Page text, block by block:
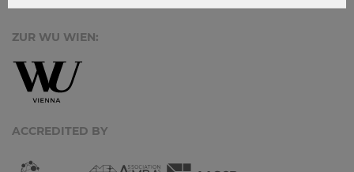
ZUR WU WIEN:
ACCREDITED BY